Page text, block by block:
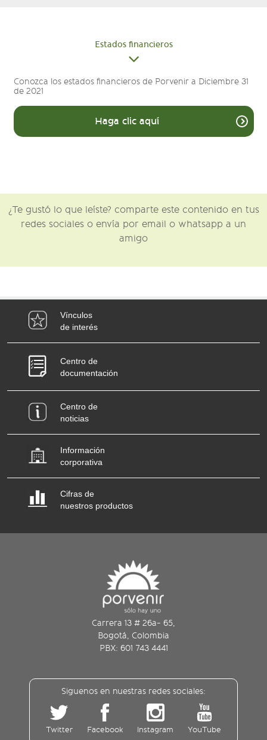
Estados financieros
Conozca los estados financieros de Porvenir a Diciembre 31
de 2021
Haga clic aquí
¿Te gustó lo que leíste? comparte este contenido en tus
redes sociales o envía por email o whatsapp a un
amigo
Vínculos
de interés
Centro de
documentación
Centro de
noticias
Información
corporativa
Cifras de
nuestros productos
Carrera 13 # 26a- 65,
Bogotá, Colombia
PBX: 601 743 4441
Siguenos en nuestras redes sociales:
Twitter Facebook Instagram YouTube